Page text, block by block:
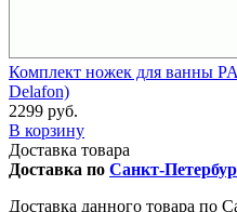
Комплект ножек для ванны
Delafon)
2299 руб.
В корзину
Доставка товара
Доставка по Санкт-
Доставка данного товара по